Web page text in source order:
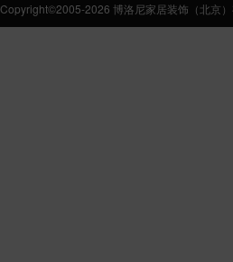
Copyright©2005-2026 博洛尼家居装饰（北京